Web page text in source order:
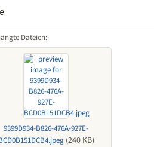
Dateien:
9399D934-B826-476A-927E-
(240 KB)